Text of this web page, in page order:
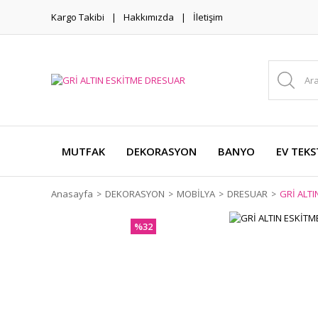
Kargo Takibi Hakkımızda İletişim
MUTFAK DEKORASYON BANYO EV
Anasayfa DEKORASYON MOBİLYA DRESUAR GRİ
%32